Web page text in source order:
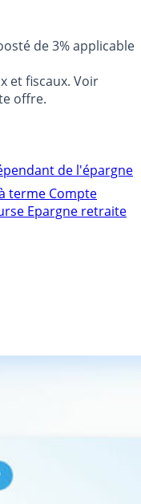
de 3% applicable
et fiscaux. Voir
offre.
de l'épargne
terme Compte
Epargne retraite